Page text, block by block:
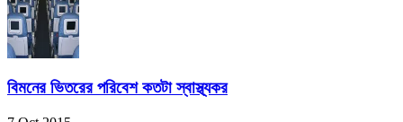
বিমনের ভিতরের পরিবেশ কতটা স্বাস্থ্যকর